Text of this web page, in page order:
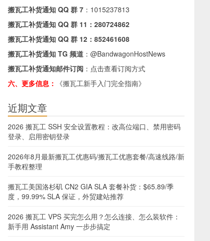
搬瓦工补货通知 QQ 群 7 ： 1015237813
搬瓦工补货通知 QQ 群 11： 280724862
搬瓦工补货通知 QQ 群 12： 852461608
搬瓦工补货通知 TG 频道 ： @BandwagonHostNews
搬瓦工补货通知邮件订阅 ： 点击查看订阅方式
六、更多信息：
《搬瓦工新手入门完全指南》
近期文章
2026 搬瓦工 SSH 安全设置教程：改高位端口、禁用密码
登录、启用密钥登录
2026年8月最新搬瓦工优惠码/搬瓦工优惠套餐/高速线路/新
手教程整理
搬瓦工美国洛杉矶 CN2 GIA SLA 套餐补货：$65.89/季
度，99.99% SLA 保证，外贸建站推荐
2026 搬瓦工 VPS 买完怎么用？怎么连接、怎么装软件：
新手用 Assistant Amy 一步步搞定